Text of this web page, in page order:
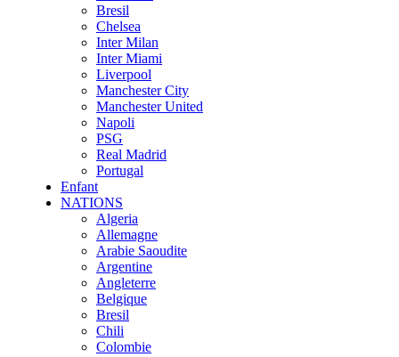
Bresil
Chelsea
Inter Milan
Inter Miami
Liverpool
Manchester City
Manchester United
Napoli
PSG
Real Madrid
Portugal
Enfant
NATIONS
Algeria
Allemagne
Arabie Saoudite
Argentine
Angleterre
Belgique
Bresil
Chili
Colombie